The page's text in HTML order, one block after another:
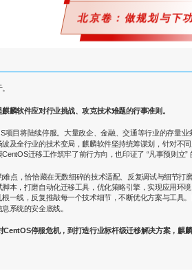
北京卷：做规划与下
麟软件应对行业挑战、攻克技术难题的行事准则。
项目将陆续停服。大量政企、金融、交通等行业的存量
及全行业的技术变局，麒麟软件坚持统筹谋划，针对不
迁移工作筑牢了前行方向，也印证了 “凡事预则立”
点，恰恰藏在无数细碎的技术适配、反复调试与细节
本，打磨自动化迁移工具，优化策略引擎，实现应用
一线，反复推敲每一个技术细节，不断优化方案与工具
系统的安全底线。
CentOS停服危机，到打造行业标杆级迁移解决方案，麒